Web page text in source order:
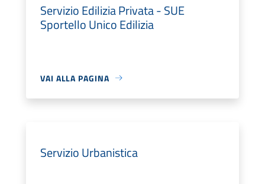
Servizio Edilizia Privata - SUE
Sportello Unico Edilizia
VAI ALLA PAGINA
Servizio Urbanistica